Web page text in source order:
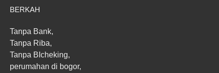
BERKAH
Tanpa Bank,
Tanpa Riba,
Tanpa BIcheking,
perumahan di bogor,